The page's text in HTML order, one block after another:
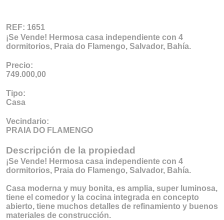
REF: 1651
¡Se Vende! Hermosa casa independiente con 4
dormitorios, Praia do Flamengo, Salvador, Bahía.
Precio:
749.000,00
Tipo:
Casa
Vecindario:
PRAIA DO FLAMENGO
Descripción de la propiedad
¡Se Vende! Hermosa casa independiente con 4
dormitorios, Praia do Flamengo, Salvador, Bahía.
Casa moderna y muy bonita, es amplia, super luminosa,
tiene el comedor y la cocina integrada en concepto
abierto, tiene muchos detalles de refinamiento y buenos
materiales de construcción.